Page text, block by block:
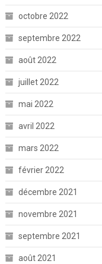
octobre 2022
septembre 2022
août 2022
juillet 2022
mai 2022
avril 2022
mars 2022
février 2022
décembre 2021
novembre 2021
septembre 2021
août 2021